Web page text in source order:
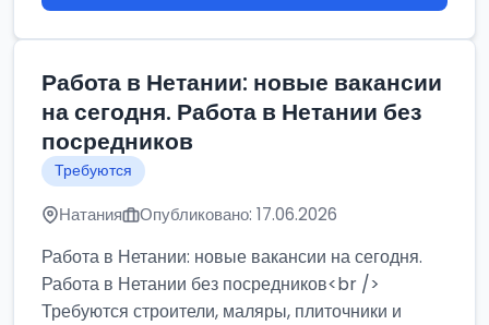
Работа в Нетании: новые вакансии
на сегодня. Работа в Нетании без
посредников
Требуются
Натания Опубликовано: 17.06.2026
Работа в Нетании: новые вакансии на сегодня.
Работа в Нетании без посредников<br />
Требуются строители, маляры, плиточники и